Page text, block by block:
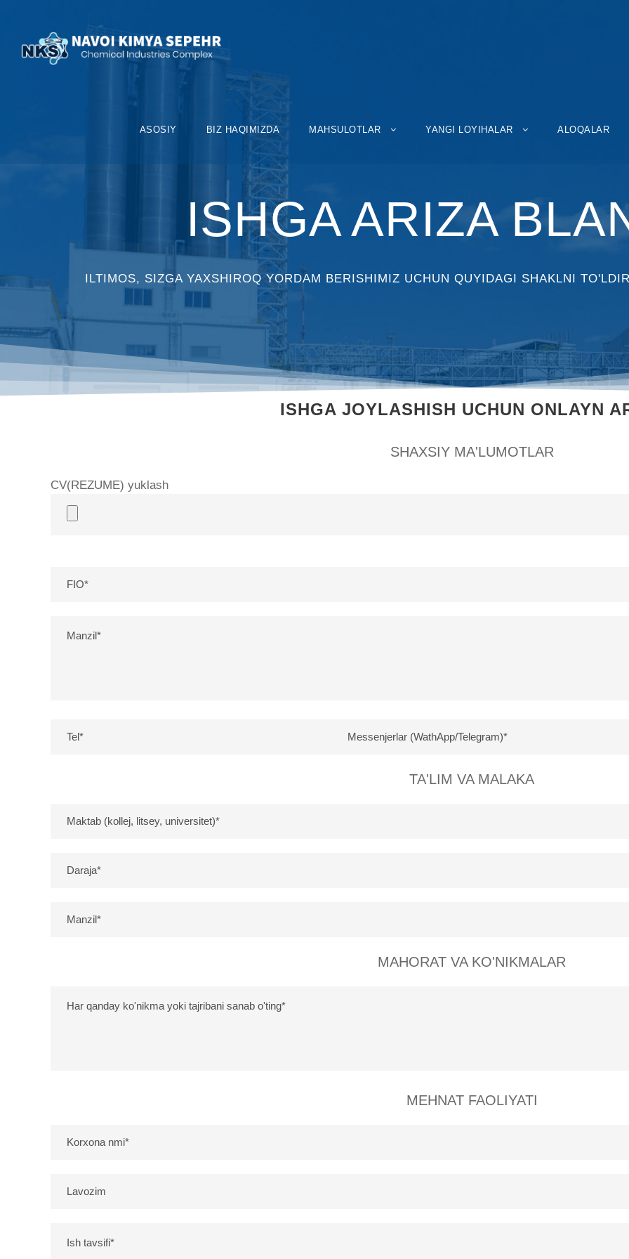
ASOSIY BIZ HAQIMIZDA MAHSULOTLAR YANGI LOYIHALAR ALOQALAR
ISHGA ARIZA
ILTIMOS, SIZGA YAXSHIROQ YORDAM BERISHIMIZ UCHUN QUYIDAGI SHAKLNI
ISHGA JOYLASHISH UCHUN ONLAYN
SHAXSIY MA'LUMOTLAR
CV(REZUME) yuklash
TA'LIM VA MALAKA
MAHORAT VA KO'NIKMALAR
MEHNAT FAOLIYATI